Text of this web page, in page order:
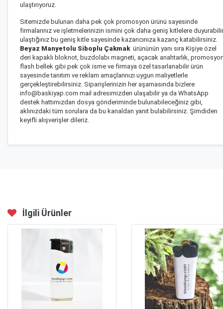
ulaştırıyoruz.
Sitemizde bulunan daha pek çok promosyon ürünü sayesinde
firmalarınız ve işletmelerinizin ismini çok daha geniş kitlelere
ulaştığınız bu geniş kitle sayesinde kazancınıza kazanç katabilirsiniz.
Beyaz Manyetolu Siboplu Çakmakürününün yanı sıra Kişiye özel
deri kapaklı bloknot buzdolabı magneti açacak anahtarlık
flash bellek gibi pek çok isme ve firmaya özel tasarlanabilir ürün
sayesinde tanıtım ve reklam amaçlarınızı uygun maliyetlerle
gerçekleştirebilirsiniz. Siparişlerinizin her aşamasında bizlere
info@baskiyap.com mail adresimizden ulaşabilir ya da WhatsApp
destek hattımızdan dosya gönderiminde bulunabileceğiniz gibi,
aklınızdaki tüm sorulara da bu kanaldan yanıt bulabilirsiniz. Şimdiden
keyifli alışverişler dileriz.
İlgili Ürünler